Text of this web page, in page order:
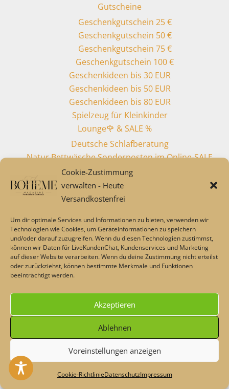
Cookie-Zustimmung
verwalten - Heute
Versandkostenfrei
Um dir optimale Services und Informationen zu bieten, verwenden wir
Technologien wie Cookies, um Geräteinformationen zu speichern
und/oder darauf zuzugreifen. Wenn du diesen Technologien zustimmst,
können wir Daten für LiveKundenChat, Kundenservices und Marketing
auf dieser Website verarbeiten. Wenn du deine Zustimmung nicht erteilst
oder zurückziehst, können bestimmte Merkmale und Funktionen
beeinträchtigt werden.
Akzeptieren
Ablehnen
Voreinstellungen anzeigen
Cookie-RichtlinieDatenschutzImpressum
Heute - Dekoschnäppchen & Rabatte im Sommer💖 Code:
#maisonplusVerwerfen
Gutscheine
Geschenkgutschein 25 €
Geschenkgutschein 50 €
Geschenkgutschein 75 €
Geschenkgutschein 100 €
Geschenkideen bis 30 EUR
Geschenkideen bis 50 EUR
Geschenkideen bis 80 EUR
Spielzeug für Kleinkinder
Lounge🌹 & SALE %
Deutsche Schlafberatung
Natur Bettwäsche Sonderposten im Online-SALE
Aktionstage und Gutscheine 💖
Style, Deco & Blog
Über uns
FAQs: MaisonPlus – Bestellung, Bezahlung, Versand und
mehr
Mein Datenschutz
Deaktivierung aller Service-,Tracking- und Werbefunktionen